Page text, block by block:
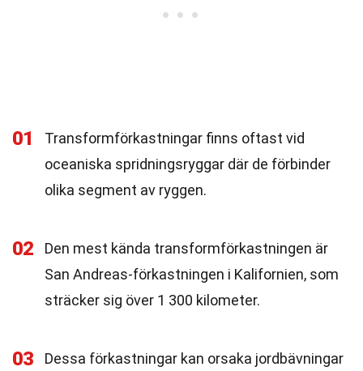
01
Transformförkastningar finns oftast vid
oceaniska spridningsryggar där de förbinder
olika segment av ryggen.
02
Den mest kända transformförkastningen är
San Andreas-förkastningen i Kalifornien, som
sträcker sig över 1 300 kilometer.
03
Dessa förkastningar kan orsaka jordbävningar